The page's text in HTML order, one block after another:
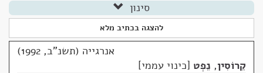
סינון
להצגה בכתיב מלא
אנרגייה (תשנ"ב, 1992)
קֵרוֹסִין, נֵפְט כינוי עממי